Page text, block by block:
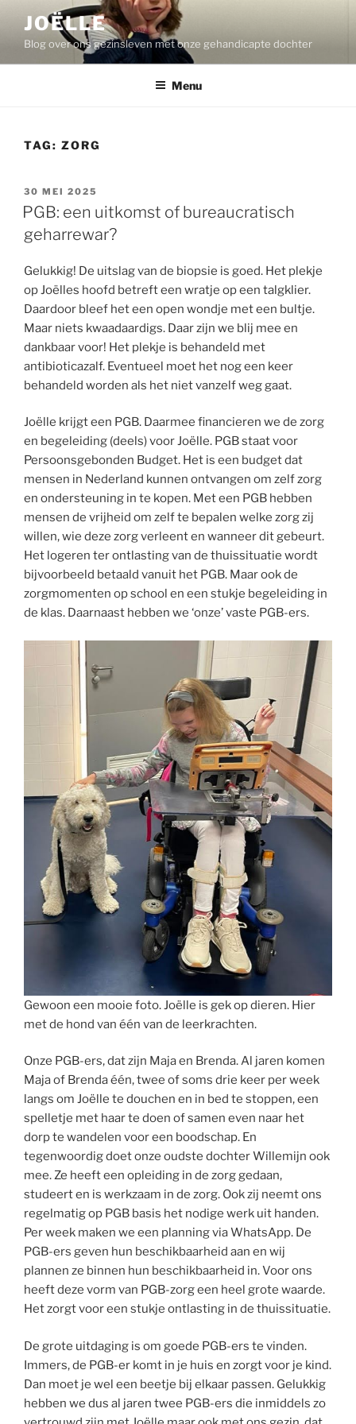
inhoud
JOËLLE
Blog over ons gezinsleven met onze gehandicapte dochter
Menu
TAG: ZORG
GEPLAATST
OP
30 MEI 2025
PGB: een uitkomst of bureaucratisch
geharrewar?
Gelukkig! De uitslag van de biopsie is goed. Het plekje
op Joëlles hoofd betreft een wratje op een talgklier.
Daardoor bleef het een open wondje met een bultje.
Maar niets kwaadaardigs. Daar zijn we blij mee en
dankbaar voor! Het plekje is behandeld met
antibioticazalf. Eventueel moet het nog een keer
behandeld worden als het niet vanzelf weg gaat.
Joëlle krijgt een PGB. Daarmee financieren we de zorg
en begeleiding (deels) voor Joëlle. PGB staat voor
Persoonsgebonden Budget. Het is een budget dat
mensen in Nederland kunnen ontvangen om zelf zorg
en ondersteuning in te kopen. Met een PGB hebben
mensen de vrijheid om zelf te bepalen welke zorg zij
willen, wie deze zorg verleent en wanneer dit gebeurt.
Het logeren ter ontlasting van de thuissituatie wordt
bijvoorbeeld betaald vanuit het PGB. Maar ook de
zorgmomenten op school en een stukje begeleiding in
de klas. Daarnaast hebben we ‘onze’ vaste PGB-ers.
Gewoon een mooie foto. Joëlle is gek op dieren. Hier
met de hond van één van de leerkrachten.
Onze PGB-ers, dat zijn Maja en Brenda. Al jaren komen
Maja of Brenda één, twee of soms drie keer per week
langs om Joëlle te douchen en in bed te stoppen, een
spelletje met haar te doen of samen even naar het
dorp te wandelen voor een boodschap. En
tegenwoordig doet onze oudste dochter Willemijn ook
mee. Ze heeft een opleiding in de zorg gedaan,
studeert en is werkzaam in de zorg. Ook zij neemt ons
regelmatig op PGB basis het nodige werk uit handen.
Per week maken we een planning via WhatsApp. De
PGB-ers geven hun beschikbaarheid aan en wij
plannen ze binnen hun beschikbaarheid in. Voor ons
heeft deze vorm van PGB-zorg een heel grote waarde.
Het zorgt voor een stukje ontlasting in de thuissituatie.
De grote uitdaging is om goede PGB-ers te vinden.
Immers, de PGB-er komt in je huis en zorgt voor je kind.
Dan moet je wel een beetje bij elkaar passen. Gelukkig
hebben we dus al jaren twee PGB-ers die inmiddels zo